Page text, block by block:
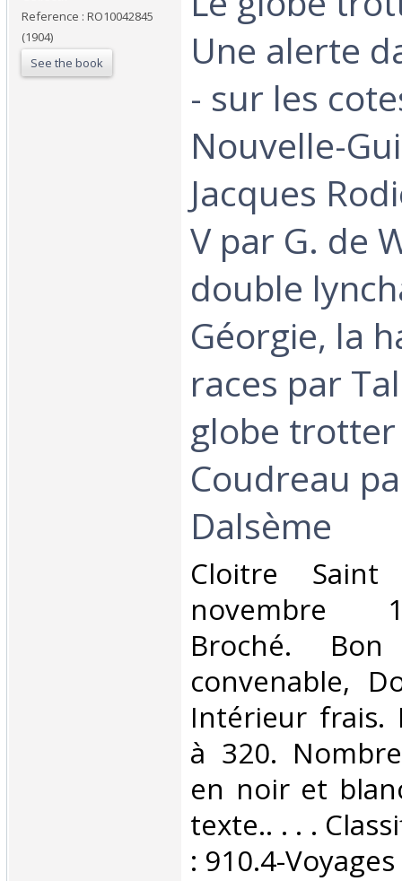
Reference : RO10042845
(1904)
See the book
Une alerte
- sur les
Nouvelle-
Jacques
V par G. de
double
Géorgie, la
races par
globe
Coudreau
Dalsème‎
‎Cloitre
novembre
Broché.
convenable,
Intérieur frais.
à 320.
en noir et
texte.. . . .
: 910.4-Voyages‎